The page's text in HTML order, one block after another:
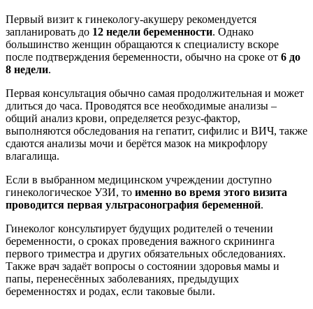
Первый визит к гинекологу-акушеру рекомендуется
запланировать до 12 недели беременности. Однако
большинство женщин обращаются к специалисту вскоре
после подтверждения беременности, обычно на сроке от 6 до
8 недели.
Первая консультация обычно самая продолжительная и может
длиться до часа. Проводятся все необходимые анализы –
общий анализ крови, определяется резус-фактор,
выполняются обследования на гепатит, сифилис и ВИЧ, также
сдаются анализы мочи и берётся мазок на микрофлору
влагалища.
Если в выбранном медицинском учреждении доступно
гинекологическое УЗИ, то именно во время этого визита
проводится первая ультрасонография беременной.
Гинеколог консультирует будущих родителей о течении
беременности, о сроках проведения важного скрининга
первого триместра и других обязательных обследованиях.
Также врач задаёт вопросы о состоянии здоровья мамы и
папы, перенесённых заболеваниях, предыдущих
беременностях и родах, если таковые были.